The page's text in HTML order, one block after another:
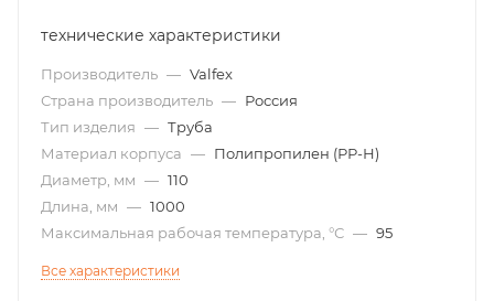
технические характеристики
Производитель — Valfex
Страна производитель — Россия
Тип изделия — Труба
Материал корпуса — Полипропилен (РР-Н)
Диаметр, мм — 110
Длина, мм — 1000
Максимальная рабочая температура, °С — 95
Все характеристики